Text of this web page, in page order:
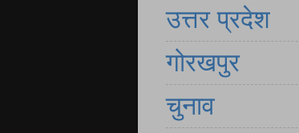
उत्तर प्रदेश
गोरखपुर
चुनाव